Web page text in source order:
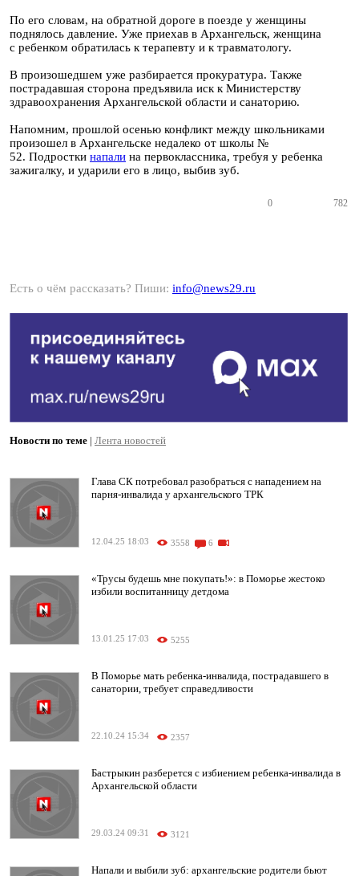
По его словам, на обратной дороге в поезде у женщины
поднялось давление. Уже приехав в Архангельск, женщина
с ребенком обратилась к терапевту и к травматологу.
В произошедшем уже разбирается прокуратура. Также
пострадавшая сторона предъявила иск к Министерству
здравоохранения Архангельской области и санаторию.
Напомним, прошлой осенью конфликт между школьниками
произошел в Архангельске недалеко от школы №
52. Подростки напали на первоклассника, требуя у ребенка
зажигалку, и ударили его в лицо, выбив зуб.
0 782
Есть о чём рассказать? Пиши: info@news29.ru
Новости по теме | Лента новостей
Глава СК потребовал разобраться с нападением на
парня-инвалида у архангельского ТРК
12.04.25 18:03 3558 6
«Трусы будешь мне покупать!»: в Поморье жестоко
избили воспитанницу детдома
13.01.25 17:03 5255
В Поморье мать ребенка-инвалида, пострадавшего в
санатории, требует справедливости
22.10.24 15:34 2357
Бастрыкин разберется с избиением ребенка-инвалида в
Архангельской области
29.03.24 09:31 3121
Напали и выбили зуб: архангельские родители бьют